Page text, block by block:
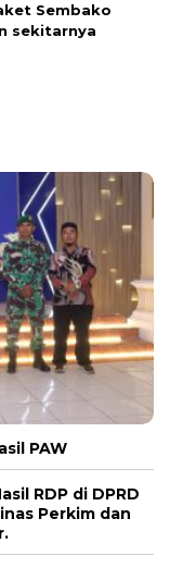
Sembako
sekitarnya
PAW
RDP di DPRD
Perkim dan